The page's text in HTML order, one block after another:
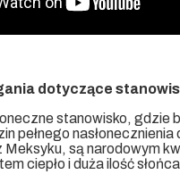
dotyczące
stanowisko, gdzie
pełnego nasłonecznienia
Meksyku, są narodowym
ciepło i duża ilość